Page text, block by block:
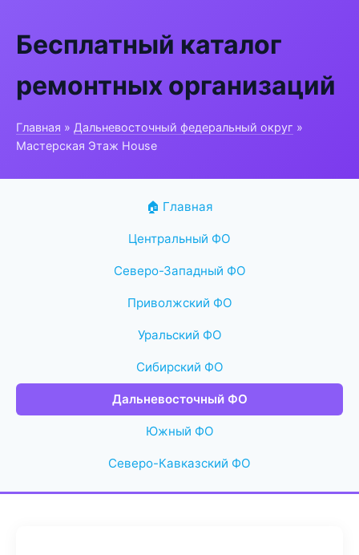
Бесплатный каталог
ремонтных организаций
Главная » Дальневосточный федеральный округ »
Мастерская Этаж House
🏠 Главная
Центральный ФО
Северо-Западный ФО
Приволжский ФО
Уральский ФО
Сибирский ФО
Дальневосточный ФО
Южный ФО
Северо-Кавказский ФО